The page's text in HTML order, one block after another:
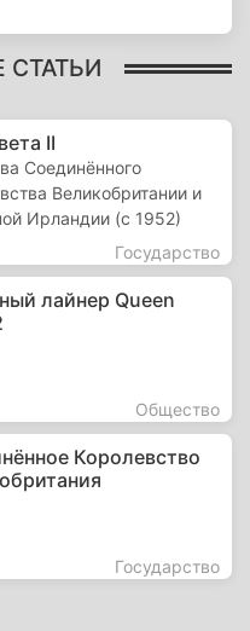
СТАТЬИ
II
Соединённого
Великобритании и
Ирландии (с 1952)
Государство
лайнер Queen
Общество
Королевство
Государство